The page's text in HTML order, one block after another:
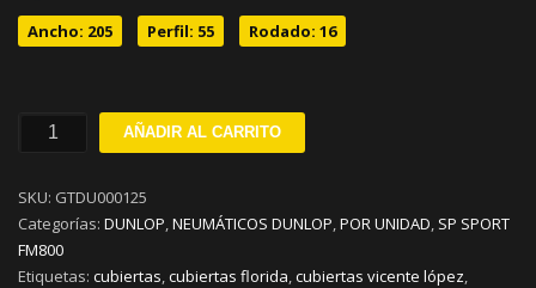
Ancho: 205
Perfil: 55 Rodado: 16
205/55R16
SPORT
FM800
V91
cantidad
AÑADIR AL CARRITO
SKU: GTDU000125
Categorías: DUNLOP,NEUMÁTICOS DUNLOP,POR UNIDAD, SP SPORT
FM800
Etiquetas: cubiertas,cubiertas florida,cubiertas vicente lópez,